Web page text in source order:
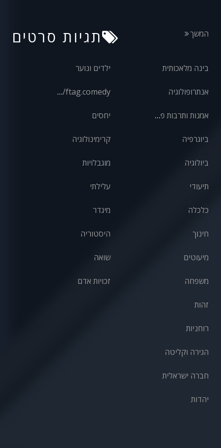
תגיות סרטים המשך
בינה מלאכותית
אנתרופולוגיה
אמנות ותרבות פופולרית
ביוגרפיה
ביולוגיה
ילדים ונוער
front/ftag.comedy
יחסים
קרימינולוגיה
מוגבלויות
תיעודי
כלכלה
חינוך
מיעוטים
משפחה
עלילתי
מיגדר
היסטוריה
שואה
זכויות אדם
זהות
רוחניות
הגירה וקליטה
חברה ישראלית
יהדות